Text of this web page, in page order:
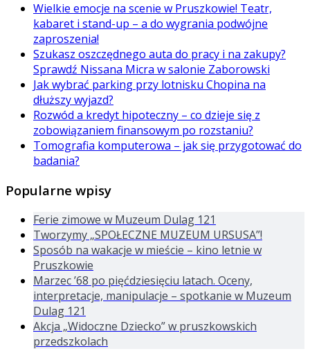
Wielkie emocje na scenie w Pruszkowie! Teatr,
kabaret i stand-up – a do wygrania podwójne
zaproszenia!
Szukasz oszczędnego auta do pracy i na zakupy?
Sprawdź Nissana Micra w salonie Zaborowski
Jak wybrać parking przy lotnisku Chopina na
dłuższy wyjazd?
Rozwód a kredyt hipoteczny – co dzieje się z
zobowiązaniem finansowym po rozstaniu?
Tomografia komputerowa – jak się przygotować do
badania?
Popularne wpisy
Ferie zimowe w Muzeum Dulag 121
Tworzymy „SPOŁECZNE MUZEUM URSUSA”!
Sposób na wakacje w mieście – kino letnie w
Pruszkowie
Marzec ’68 po pięćdziesięciu latach. Oceny,
interpretacje, manipulacje – spotkanie w Muzeum
Dulag 121
Akcja „Widoczne Dziecko” w pruszkowskich
przedszkolach